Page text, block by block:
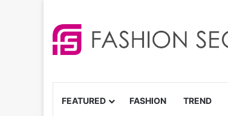
FEATURED FASHION TREND